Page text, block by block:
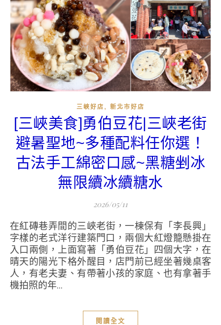
三峽好店 , 新北市好店
[三峽美食]勇伯豆花|三峽老街
避暑聖地~多種配料任你選！
古法手工綿密口感~黑糖剉冰
無限續冰續糖水
2026/05/11
在紅磚巷弄間的三峽老街，一棟保有「李長興」
字樣的老式洋行建築門口，兩個大紅燈籠懸掛在
入口兩側，上面寫著「勇伯豆花」四個大字，在
晴天的陽光下格外醒目，店門前已經坐著幾桌客
人，有老夫妻、有帶著小孩的家庭、也有拿著手
機拍照的年...
閱讀全文